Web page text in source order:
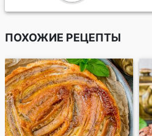
ПОХОЖИЕ РЕЦЕПТЫ